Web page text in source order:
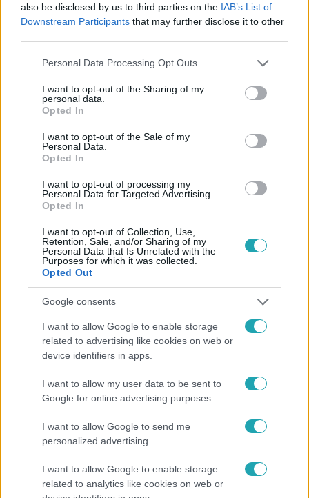
also be disclosed by us to third parties on the IAB’s List of
Downstream Participants that may further disclose it to other
Please note that this website/app uses one or more Google
not limited to your visit or usage behaviour. You may click to
grant or deny consent to Google and its third-party tags to
use your data for below specified purposes in below Google
consent section.
Personal Data Processing Opt Outs
I want to opt-out of the Sharing of my
personal data.
Opted In
I want to opt-out of the Sale of my
Personal Data.
Opted In
I want to opt-out of processing my
Personal Data for Targeted Advertising.
Opted In
I want to opt-out of Collection, Use,
Retention, Sale, and/or Sharing of my
Personal Data that Is Unrelated with the
Purposes for which it was collected.
Opted Out
Google consents
I want to allow Google to enable storage
related to advertising like cookies on web or
device identifiers in apps.
I want to allow my user data to be sent to
Google for online advertising purposes.
I want to allow Google to send me
personalized advertising.
I want to allow Google to enable storage
related to analytics like cookies on web or
hányan támogatnak egy pártot, korántsem biztos, hogy a
parlamentbe jutó képviselők száma is ezt fogja tükrözni.
A választási rendszer aránytalanságaiból az ellenzék
kevésbé tud előnyt kovácsolni, mint a kormánypártok.
Belföld
2022. január 3. 13:05
fizetése márciustól
A képviselők fizetése 75 ezer forinttal nőhet, az alapbér
így elérheti a bruttó 1,3 millió forintot.